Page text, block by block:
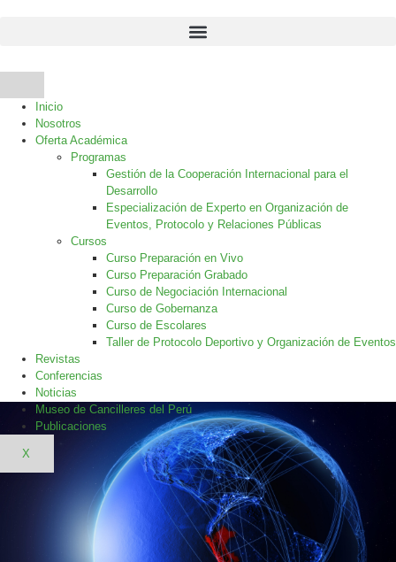
Inicio
Nosotros
Oferta Académica
Programas
Gestión de la Cooperación Internacional para el
Desarrollo
Especialización de Experto en Organización de
Eventos, Protocolo y Relaciones Públicas
Cursos
Curso Preparación en Vivo
Curso Preparación Grabado
Curso de Negociación Internacional
Curso de Gobernanza
Curso de Escolares
Taller de Protocolo Deportivo y Organización de Eventos
Revistas
Conferencias
Noticias
Museo de Cancilleres del Perú
Publicaciones
X